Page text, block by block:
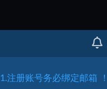
1.注册账号务必绑定邮箱 ！